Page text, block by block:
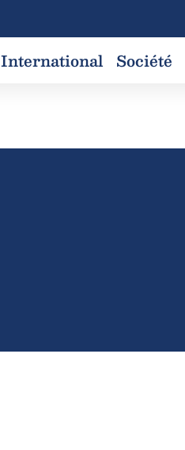
International Société